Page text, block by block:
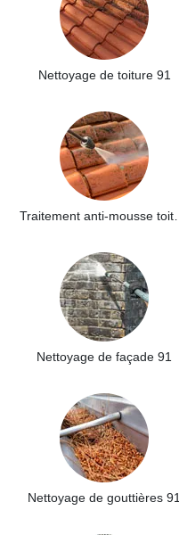
Nettoyage de toiture 91
Nettoyage de façade 91
Nettoyage de gouttières 91